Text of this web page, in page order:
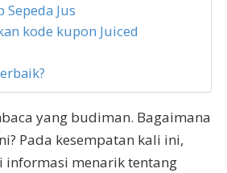
Jus
kode kupon Juiced
yang budiman. Bagaimana
Pada kesempatan kali ini,
informasi menarik tentang